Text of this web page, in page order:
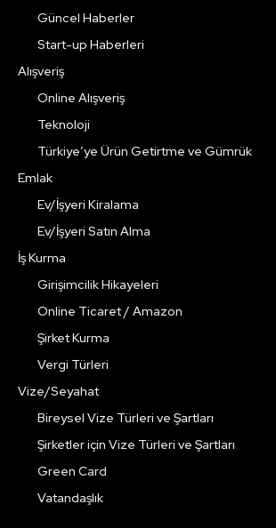
Güncel Haberler
Start-up Haberleri
Alışveriş
Online Alışveriş
Teknoloji
Türkiye’ye Ürün Getirtme ve Gümrük
Emlak
Ev/İşyeri Kiralama
Ev/İşyeri Satın Alma
İş Kurma
Girişimcilik Hikayeleri
Online Ticaret / Amazon
Şirket Kurma
Vergi Türleri
Vize/Seyahat
Bireysel Vize Türleri ve Şartları
Şirketler için Vize Türleri ve Şartları
Green Card
Vatandaşlık